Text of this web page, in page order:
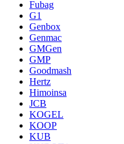
Fubag
G1
Genbox
Genmac
GMGen
GMP
Goodmash
Hertz
Himoinsa
JCB
KOGEL
KOOP
KUB